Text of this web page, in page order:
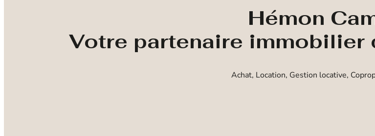
Hémon
Votre partenaire immobilier
Achat, Location, Gestion locative,